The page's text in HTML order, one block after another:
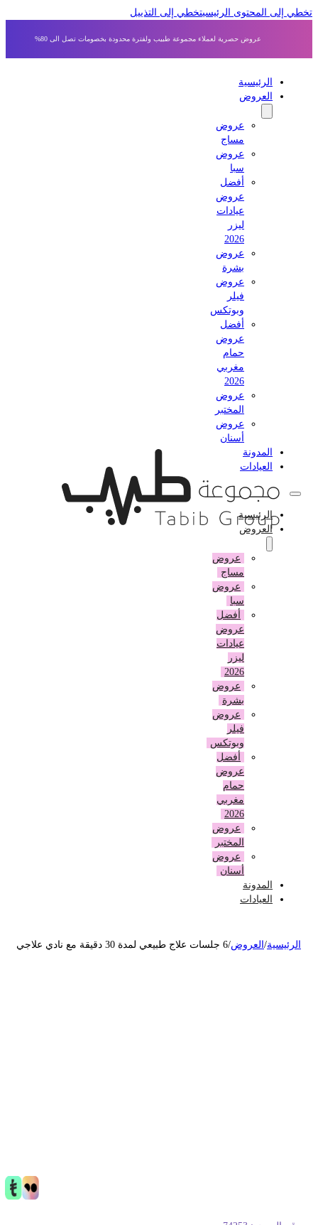
إلى المحتوى الرئيسي تخطي إلى التذييل
عروض حصرية لعملاء مجموعة طبيب ولفترة محدودة بخصومات تصل الى 80%
الرئيسية
العروض
عروض
مساج
عروض
أفضل
عروض
عيادات
عروض
بشرة
عروض
وبوتكس
أفضل
عروض
حمام
مغربي
عروض
المختبر
عروض
أسنان
المدونة
العيادات
الرئيسية
العروض
عروض
مساج
عروض
أفضل
عروض
عيادات
عروض
بشرة
عروض
وبوتكس
أفضل
عروض
حمام
مغربي
عروض
المختبر
عروض
أسنان
المدونة
العيادات
/العروض 6 جلسات علاج طبيعي لمدة 30 دقيقة مع نادي علاجي